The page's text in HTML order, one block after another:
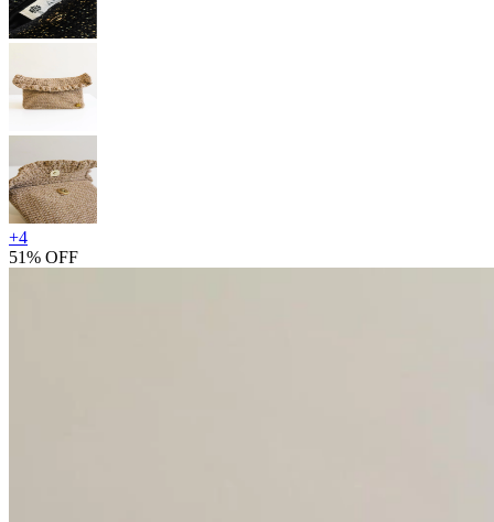
+4
51% OFF